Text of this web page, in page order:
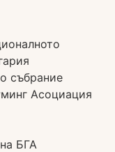
събрание
Асоциация
БГА